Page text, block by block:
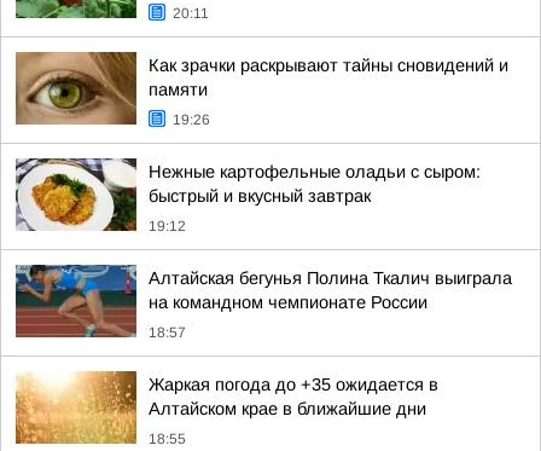
20:11
Как зрачки раскрывают тайны сновидений и
памяти
19:26
Нежные картофельные оладьи с сыром:
быстрый и вкусный завтрак
19:12
Алтайская бегунья Полина Ткалич выиграла
на командном чемпионате России
18:57
Жаркая погода до +35 ожидается в
Алтайском крае в ближайшие дни
18:55